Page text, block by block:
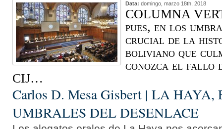
Data: domingo, marzo 18th, 2018
COLUMNA
pues, en los
crucial de la
boliviano que
conozca el fallo
CIJ…
Carlos D. Mesa Gisbert | LA HAYA,
UMBRALES DEL DESENLACE